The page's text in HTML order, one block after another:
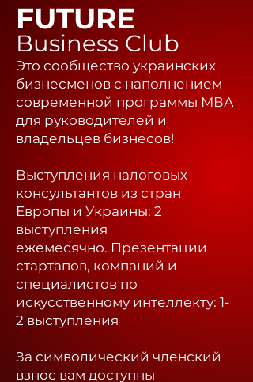
FUTURE
Business Club
Это сообщество украинских
бизнесменов с наполнением
современной программы МВА
для руководителей и
владельцев бизнесов!
Выступления налоговых
консультантов из стран
Европы и Украины: 2
выступления
ежемесячно. Презентации
стартапов, компаний и
специалистов по
искусственному интеллекту: 1-
2 выступления
За символический членский
взнос вам доступны